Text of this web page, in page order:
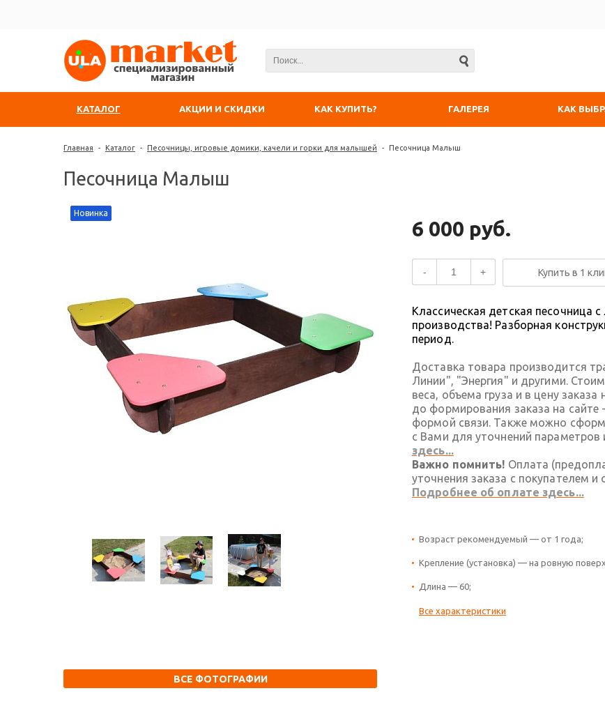
КАТАЛОГ АКЦИИ И СКИДКИ КАК КУПИТЬ? ГАЛЕРЕЯ КАК
Главная - Каталог - Песочницы, игровые домики, качели и горки для малышей - Песочница Малыш
Песочница Малыш
Новинка
ВСЕ ФОТОГРАФИИ
6 000 руб.
- + Купить в 1
Классическая детская песочница
производства! Разборная
период.
Доставка товара производится
Линии", "Энергия" и другими.
веса, объема груза и в цену
до формирования заказа на
формой связи. Также можно
с Вами для уточнений параметров
здесь...
Важно помнить! Оплата
уточнения заказа с покупателем и
Подробнее об оплате здесь...
Возраст рекомендуемый — от 1 года;
Крепление (установка) — на ровную
Длина — 60;
Все характеристики